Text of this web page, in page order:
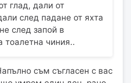
глад, дали от
след падане от яхта
след запой в
тоалетна чиния..
съм съгласен с вас